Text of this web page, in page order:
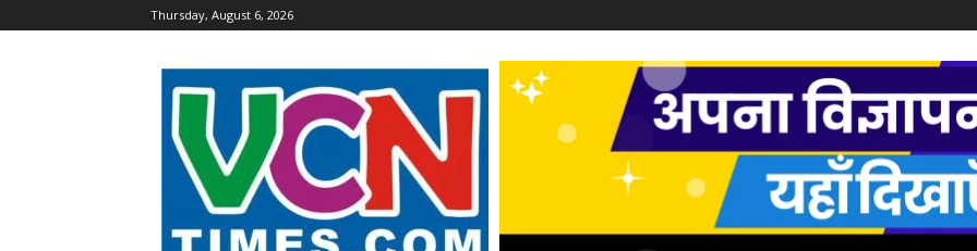
Thursday, August 6, 2026